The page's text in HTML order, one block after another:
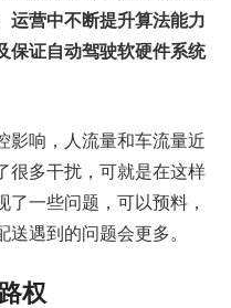
运营中不断提升算法能力
保证自动驾驶软硬件系统
影响，人流量和车流量近
很多干扰，可就是在这样
一些问题，可以预料，
遇到的问题会更多。
权